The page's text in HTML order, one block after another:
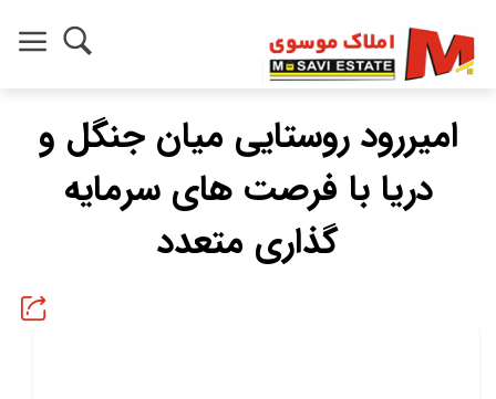
امیررود روستایی میان جنگل و
دریا با فرصت های سرمایه
گذاری متعدد